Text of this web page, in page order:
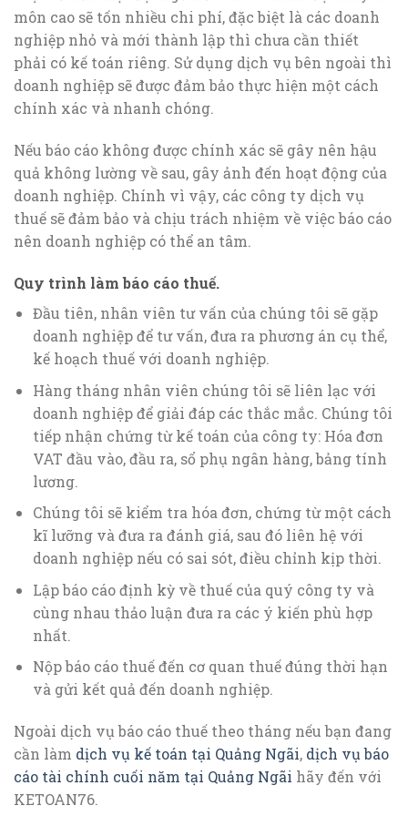
môn cao sẽ tốn nhiều chi phí, đặc biệt là các doanh
nghiệp nhỏ và mới thành lập thì chưa cần thiết
phải có kế toán riêng. Sử dụng dịch vụ bên ngoài thì
doanh nghiệp sẽ được đảm bảo thực hiện một cách
chính xác và nhanh chóng.
Nếu báo cáo không được chính xác sẽ gây nên hậu
quả không lường về sau, gây ảnh đến hoạt động của
doanh nghiệp. Chính vì vậy, các công ty dịch vụ
thuế sẽ đảm bảo và chịu trách nhiệm về việc báo cáo
nên doanh nghiệp có thể an tâm.
Quy trình làm báo cáo thuế.
Đầu tiên, nhân viên tư vấn của chúng tôi sẽ gặp
doanh nghiệp để tư vấn, đưa ra phương án cụ thể,
kế hoạch thuế với doanh nghiệp.
Hàng tháng nhân viên chúng tôi sẽ liên lạc với
doanh nghiệp để giải đáp các thắc mắc. Chúng tôi
tiếp nhận chứng từ kế toán của công ty: Hóa đơn
VAT đầu vào, đầu ra, sổ phụ ngân hàng, bảng tính
lương.
Chúng tôi sẽ kiểm tra hóa đơn, chứng từ một cách
kĩ lưỡng và đưa ra đánh giá, sau đó liên hệ với
doanh nghiệp nếu có sai sót, điều chỉnh kịp thời.
Lập báo cáo định kỳ về thuế của quý công ty và
cùng nhau thảo luận đưa ra các ý kiến phù hợp
nhất.
Nộp báo cáo thuế đến cơ quan thuế đúng thời hạn
và gửi kết quả đến doanh nghiệp.
Ngoài dịch vụ báo cáo thuế theo tháng nếu bạn đang
cần làm dịch vụ kế toán tại Quảng Ngãi, dịch vụ báo
cáo tài chính cuối năm tại Quảng Ngãi hãy đến với
KETOAN76.